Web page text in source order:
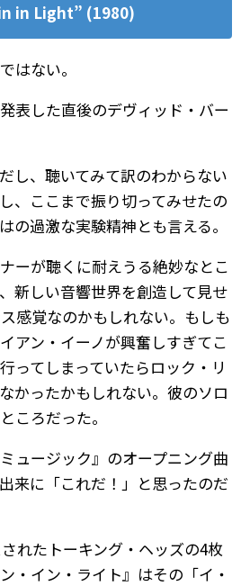
in Light” (1980)
はない。
表した直後のデヴィッド・バー
し、聴いてみて訳のわからない
、ここまで振り切ってみせたの
の過激な実験精神とも言える。
ーが聴くに耐えうる絶妙なとこ
新しい音響世界を創造して見せ
感覚なのかもしれない。もしも
アン・イーノが興奮しすぎてこ
ってしまっていたらロック・リ
かったかもしれない。彼のソロ
ころだった。
ュージック』のオープニング曲
来に「これだ！」と思ったのだ
れたトーキング・ヘッズの4枚
・イン・ライト』はその「イ・